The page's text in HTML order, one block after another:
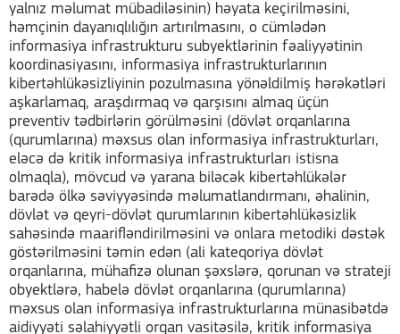
yalnız məlumat mübadiləsinin) həyata keçirilməsini,
həmçinin dayanıqlılığın artırılmasını, o cümlədən
informasiya infrastrukturu subyektlərinin fəaliyyətinin
koordinasiyasını, informasiya infrastrukturlarının
kibertəhlükəsizliyinin pozulmasına yönəldilmiş hərəkətləri
aşkarlamaq, araşdırmaq və qarşısını almaq üçün
preventiv tədbirlərin görülməsini (dövlət orqanlarına
(qurumlarına) məxsus olan informasiya infrastrukturları,
eləcə də kritik informasiya infrastrukturları istisna
olmaqla), mövcud və yarana biləcək kibertəhlükələr
barədə ölkə səviyyəsində məlumatlandırmanı, əhalinin,
dövlət və qeyri-dövlət qurumlarının kibertəhlükəsizlik
sahəsində maarifləndirilməsini və onlara metodiki dəstək
göstərilməsini təmin edən (ali kateqoriya dövlət
orqanlarına, mühafizə olunan şəxslərə, qorunan və strateji
obyektlərə, habelə dövlət orqanlarına (qurumlarına)
məxsus olan informasiya infrastrukturlarına münasibətdə
aidiyyəti səlahiyyətli orqan vasitəsilə, kritik informasiya